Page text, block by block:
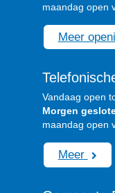
maandag open
Meer
Vandaag open
Morgen
maandag open
Meer